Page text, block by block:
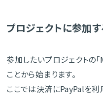
プロジェクトに参加
参加したいプロジェクトの
ことから始まります。
ここでは決済にPayPalを